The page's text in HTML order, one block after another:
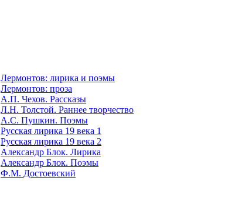
Лермонтов: лирика и поэмы
Лермонтов: проза
А.П. Чехов. Рассказы
Л.Н. Толстой. Раннее творчество
А.С. Пушкин. Поэмы
Русская лирика 19 века 1
Русская лирика 19 века 2
Александр Блок. Лирика
Александр Блок. Поэмы
Ф.М. Достоевский